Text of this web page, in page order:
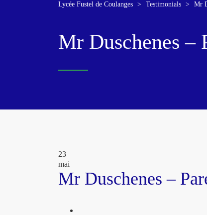
Lycée Fustel de Coulanges > Testimonials > Mr
Mr Duschenes –
23
mai
Mr Duschenes –